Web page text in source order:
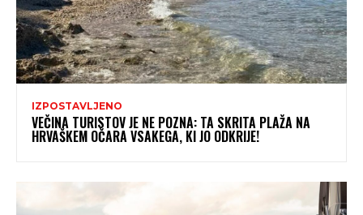
IZPOSTAVLJENO
VEČINA TURISTOV JE NE POZNA: TA SKRITA PLAŽA NA
HRVAŠKEM OČARA VSAKEGA, KI JO ODKRIJE!